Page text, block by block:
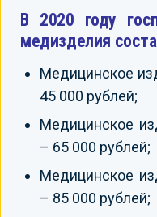
В 2020 году
медизделия
Медицинское
45 000 рублей;
Медицинское
– 65 000 рублей;
Медицинское
– 85 000 рублей;